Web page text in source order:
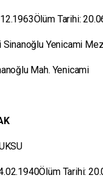
Tarihi:
Sinanoğlu Yenicami
Mah. Yenicami
Tarihi: